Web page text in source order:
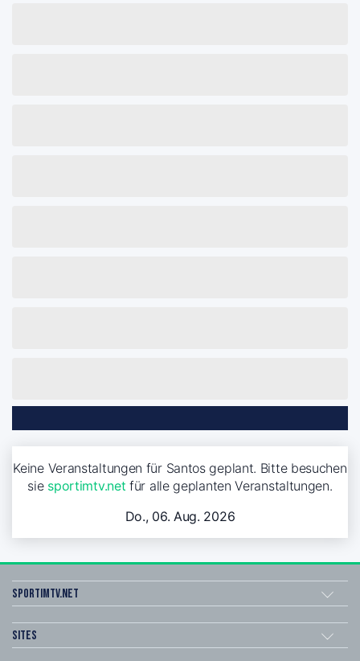
Keine Veranstaltungen für Santos geplant. Bitte besuchen
sie sportimtv.net für alle geplanten Veranstaltungen.
Do., 06. Aug. 2026
sportimtv.net
Sites